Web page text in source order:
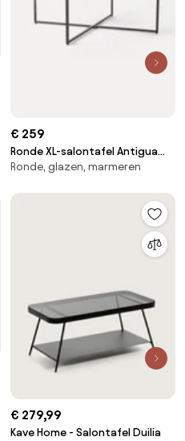
€ 259
Ronde XL-salontafel Antigua
met glazen tafelblad in
Ronde, glazen, marmeren
€ 279,99
Kave Home - Salontafel Duilia